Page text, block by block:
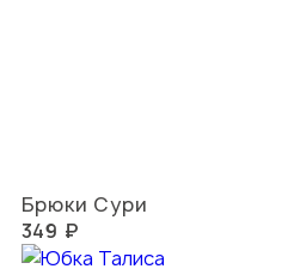
Брюки Сури
349 ₽